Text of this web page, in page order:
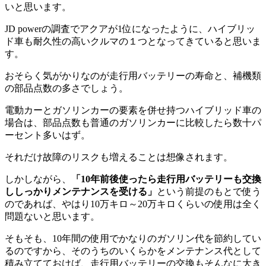
いと思います。
JD powerの調査でアクアが1位になったように、ハイブリッ
ド車も耐久性の高いクルマの１つとなってきていると思いま
す。
おそらく気がかりなのが走行用バッテリーの寿命と、補機類
の部品点数の多さでしょう。
電動カーとガソリンカーの要素を併せ持つハイブリッド車の
場合は、部品点数も普通のガソリンカーに比較したら数十パ
ーセント多いはず。
それだけ故障のリスクも増えることは想像されます。
しかしながら、
「10年前後使ったら走行用バッテリーも交換
ししっかりメンテナンスを受ける」 という前提のもとで使う
のであれば、やはり10万キロ～20万キロくらいの使用は全く
問題ないと思います。
そもそも、10年間の使用でかなりのガソリン代を節約してい
るのですから、そのうちのいくらかをメンテナンス代として
積み立てておけば、走行用バッテリーの交換もそんなに大き